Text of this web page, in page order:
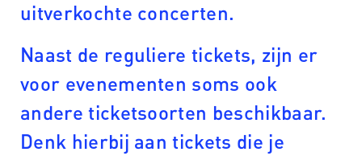
uitverkochte concerten.
Naast de reguliere tickets, zijn er
voor evenementen soms ook
andere ticketsoorten beschikbaar.
Denk hierbij aan tickets die je